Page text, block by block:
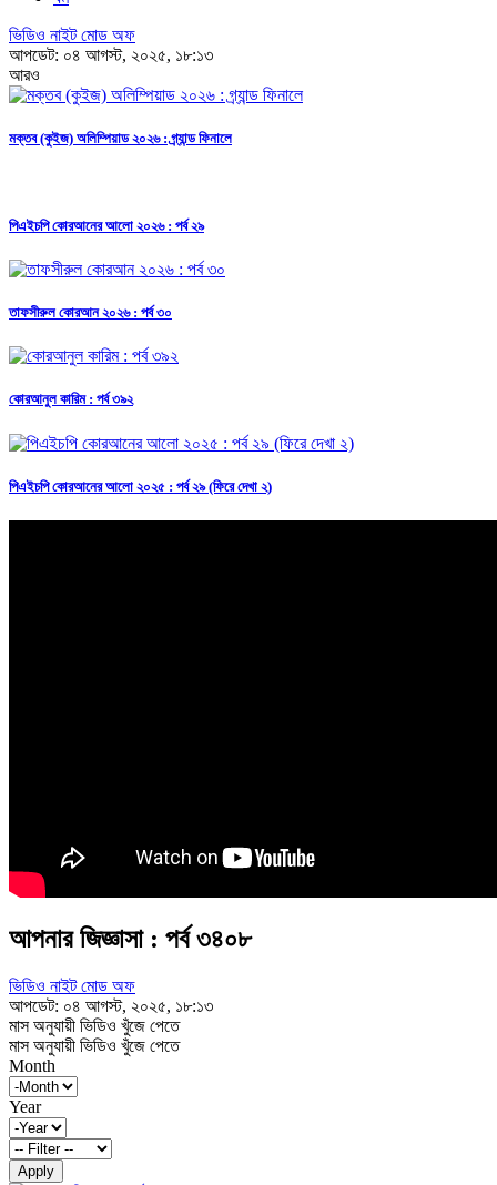
ভিডিও নাইট মোড অফ
আপডেট: ০৪ আগস্ট, ২০২৫, ১৮:১৩
আরও
মক্তব (কুইজ) অলিম্পিয়াড ২০২৬ : গ্র্যান্ড ফিনালে
পিএইচপি কোরআনের আলো ২০২৬ : পর্ব ২৯
তাফসীরুল কোরআন ২০২৬ : পর্ব ৩০
কোরআনুল কারিম : পর্ব ৩৯২
পিএইচপি কোরআনের আলো ২০২৫ : পর্ব ২৯ (ফিরে দেখা ২)
আপনার জিজ্ঞাসা : পর্ব ৩৪০৮
ভিডিও নাইট মোড অফ
আপডেট: ০৪ আগস্ট, ২০২৫, ১৮:১৩
মাস অনুযায়ী ভিডিও খুঁজে পেতে
মাস অনুযায়ী ভিডিও খুঁজে পেতে
Month
Year
Apply